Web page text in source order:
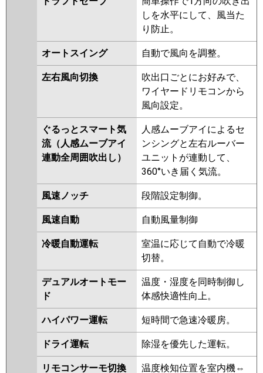
FDTV1126H6SA-rak
FDTV1126H6SA-airf
FDTV1126H6SA FDTV1126H6SA-
osj
パナソニック PA-P112U7KNCX PA-P112U7KC
PA-P112U7KNC PA-P112U7HNC
PA-P112U7HNCX PA-P112U7HC
RUHA11231MU RUHA11231XU
RUEA11231MU RUEA11231XU
RUSA11233MU RUSA11233XU
RUEA11231M RUEA11231X
RUHA11231X
AUHA11274M AUHA11274M-R
AUHA11274X AUHA11274X-R
AUEA11237M AUEA11237X
RUSA11233M RUSA11233X
AUEA11277M AUEA11277X
AUSA11277M AUSA11277X
PLZ-HRMP112H5 PLZ-
HRMP112HBF5 PLZ-
HRMP112HF5 PLZ-
HRMP112HFG5 PLZ-
ERMP112HLE5 PLZ-
ERMP112HE5 PLZ-ERMP112H5
PLZ-HRMP112HBF4
HRMP112HF4 PLZ-HRMP112H4
PLZ-HRMP112HFG4 PLZ-
ERMP112H4 PLZ-ERMP112HLE4
PLZ-ERMP112HE4 PLZ-
HRMP112HFG3
PLZ-
HRMP112HF3 PLZ-HRMP112H3
PLZ-ERMP112H3 PLZ-
ERMP112HLE3 PLZ-
しを水平にして、風当た
り防止。
オートスイング 自動で風向を調整。
左右風向切換
吹出口ごとにお好みで、
ワイヤードリモコンから
風向設定。
ぐるっとスマート気
流（人感ムーブアイ
連動全周囲吹出し）
人感ムーブアイによるセ
ンシングと左右ルーバー
ユニットが連動して、
360°いき届く気流。
風速ノッチ 段階設定制御。
風速自動 自動風量制御
冷暖自動運転
室温に応じて自動で冷暖
切替。
デュアルオートモー
ド
温度・湿度を同時制御し
体感快適性向上。
ハイパワー運転 短時間で急速冷暖房。
ドライ運転 除湿を優先した運転。
リモコンサーモ切換
温度検知位置を室内機⇔